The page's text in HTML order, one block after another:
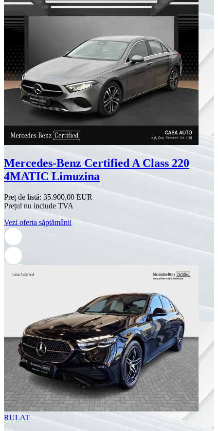
Mercedes-Benz Certified A Class 220
4MATIC Limuzina
Preț de listă: 35.900,00 EUR
Prețul nu include TVA
Vezi oferta săptămânii
RULAT